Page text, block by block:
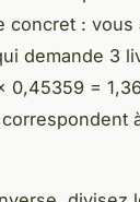
concret : vous
demande 3
0,45359 =